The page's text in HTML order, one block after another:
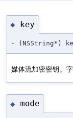
◆ key
- (NSString*)
媒体流加密密钥。
◆ mode